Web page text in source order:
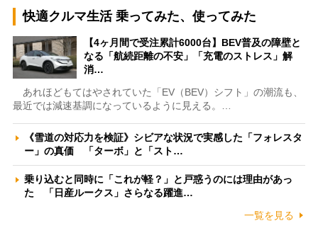
快適クルマ生活 乗ってみた、使ってみた
【4ヶ月間で受注累計6000台】BEV普及の障壁と
なる「航続距離の不安」「充電のストレス」解
消…
あれほどもてはやされていた「EV（BEV）シフト」の潮流も、
最近では減速基調になっているように見える。…
《雪道の対応力を検証》シビアな状況で実感した「フォレスタ
ー」の真価 「ターボ」と「スト…
乗り込むと同時に「これが軽？」と戸惑うのには理由があっ
た 「日産ルークス」さらなる躍進…
一覧を見る